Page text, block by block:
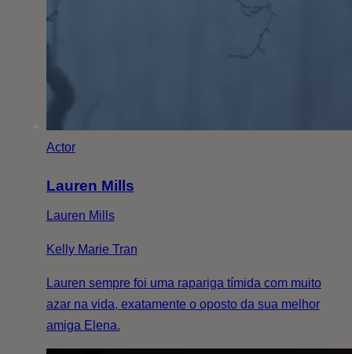
Actor
Lauren Mills
Lauren Mills
Kelly Marie Tran
Lauren sempre foi uma rapariga tímida com muito
azar na vida, exatamente o oposto da sua melhor
amiga Elena.